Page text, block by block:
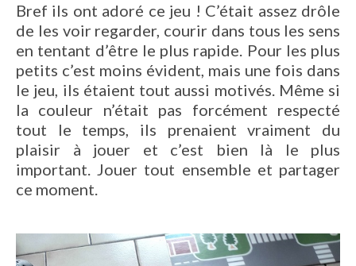
Bref ils ont adoré ce jeu ! C’était assez drôle
de les voir regarder, courir dans tous les sens
en tentant d’être le plus rapide. Pour les plus
petits c’est moins évident, mais une fois dans
le jeu, ils étaient tout aussi motivés. Même si
la couleur n’était pas forcément respecté
tout le temps, ils prenaient vraiment du
plaisir à jouer et c’est bien là le plus
important. Jouer tout ensemble et partager
ce moment.